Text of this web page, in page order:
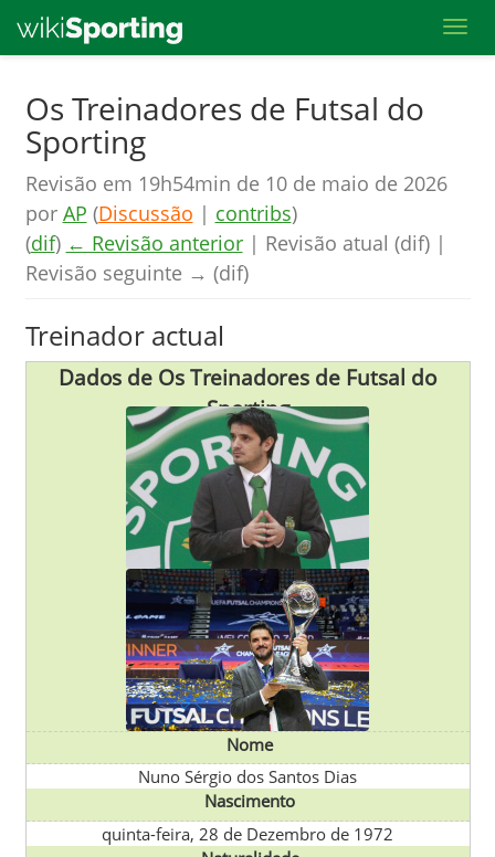
main
content
Os Treinadores de Futsal do
Sporting
Revisão em 19h54min de 10 de maio de 2026
por AP (Discussão | contribs)
(dif) ← Revisão anterior| Revisão atual (dif) |
Revisão seguinte → (dif)
Treinador actual
Dados de Os Treinadores de Futsal do
Sporting
Nome
Nuno Sérgio dos Santos Dias
Nascimento
quinta-feira, 28 de Dezembro de 1972